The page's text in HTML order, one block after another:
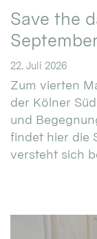
Save the
22. Juli 2026
Zum vierten
der Kölner
und
findet hier die
versteht sich